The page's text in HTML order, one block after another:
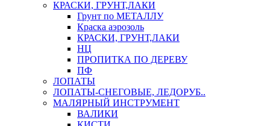
КРАСКИ, ГРУНТ,ЛАКИ
Грунт по МЕТАЛЛУ
Краска аэрозоль
КРАСКИ, ГРУНТ,ЛАКИ
НЦ
ПРОПИТКА ПО ДЕРЕВУ
ПФ
ЛОПАТЫ
ЛОПАТЫ-СНЕГОВЫЕ, ЛЕДОРУБ..
МАЛЯРНЫЙ ИНСТРУМЕНТ
ВАЛИКИ